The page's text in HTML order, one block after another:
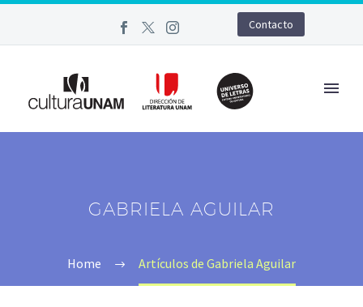
Contacto
GABRIELA AGUILAR
Home Artículos de Gabriela Aguilar